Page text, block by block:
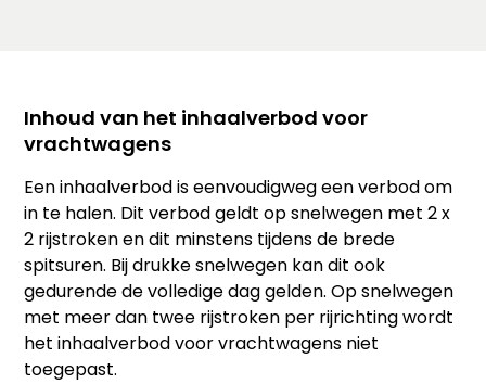
Inhoud van het inhaalverbod voor
vrachtwagens
Een inhaalverbod is eenvoudigweg een verbod om
in te halen. Dit verbod geldt op snelwegen met 2 x
2 rijstroken en dit minstens tijdens de brede
spitsuren. Bij drukke snelwegen kan dit ook
gedurende de volledige dag gelden. Op snelwegen
met meer dan twee rijstroken per rijrichting wordt
het inhaalverbod voor vrachtwagens niet
toegepast.